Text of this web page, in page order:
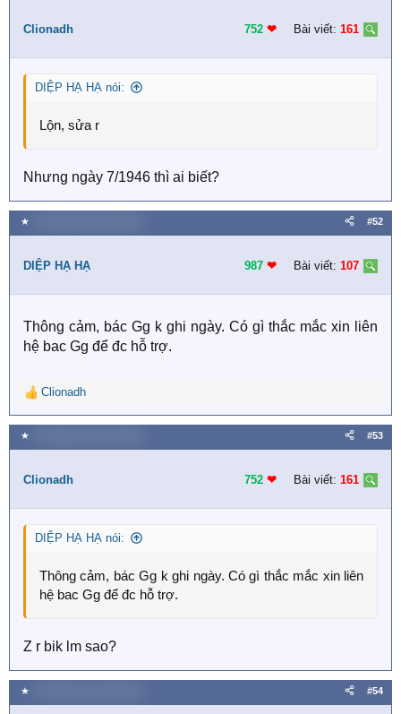
Clionadh 752 ❤︎ Bài viết: 161
DIỆP HẠ HẠ nói:
Lộn, sửa r
Nhưng ngày 7/1946 thì ai biết?
★ #52
DIỆP HẠ HẠ 987 ❤︎ Bài viết: 107
Thông cảm, bác Gg k ghi ngày. Có gì thắc mắc xin liên
hệ bac Gg để đc hỗ trợ.
R
e
a
c
i
n
s
Clionadh
★ #53
Clionadh 752 ❤︎ Bài viết: 161
DIỆP HẠ HẠ nói:
Thông cảm, bác Gg k ghi ngày. Có gì thắc mắc xin liên
hệ bac Gg để đc hỗ trợ.
Z r bik lm sao?
★ #54